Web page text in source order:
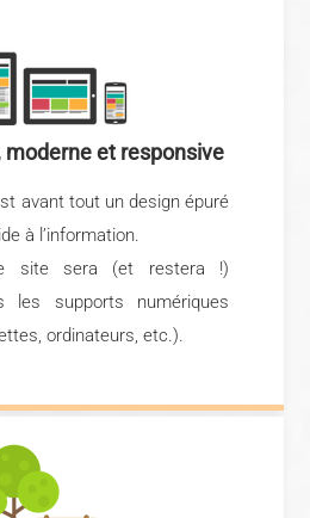
moderne et responsive
avant tout un design épuré
à l’information.
site sera (et restera !)
les supports numériques
ordinateurs, etc.).